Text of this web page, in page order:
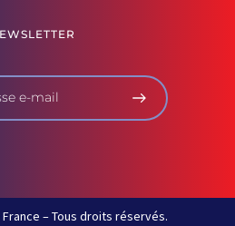
France – Tous droits réservés.